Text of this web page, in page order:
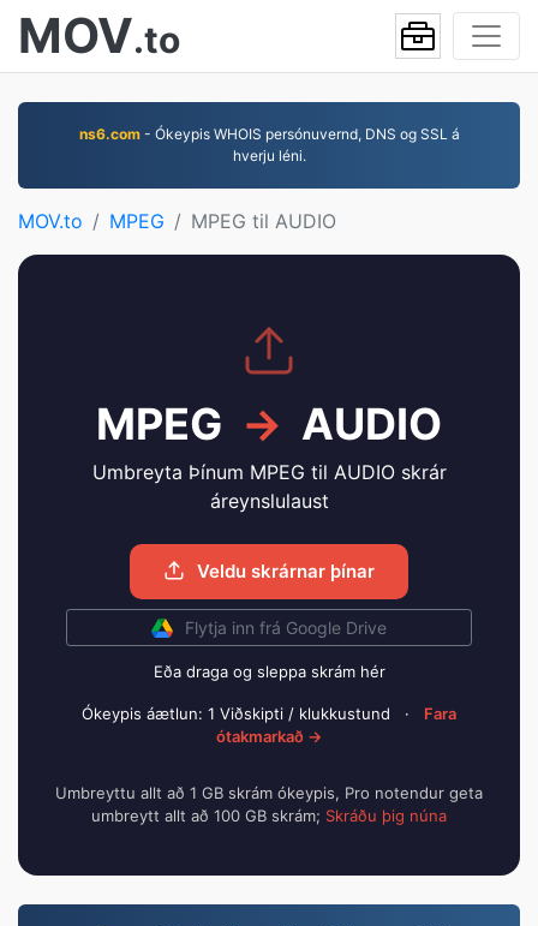
MOV.to
ns6.com- Ókeypis WHOIS persónuvernd, DNS og SSL á
hverju léni.
MOV.to MPEG MPEG til AUDIO
MPEG → AUDIO
Umbreyta Þínum MPEG til AUDIO skrár
áreynslulaust
Veldu skrárnar þínar
Flytja inn frá Google Drive
Eða draga og sleppa skrám hér
Ókeypis áætlun: 1 Viðskipti / klukkustund ·
Fara
ótakmarkað →
Umbreyttu allt að 1 GB skrám ókeypis, Pro notendur geta
umbreytt allt að 100 GB skrám; Skráðu þig núna